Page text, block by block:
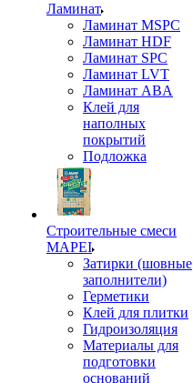
Ламинат
Ламинат MSPC
Ламинат HDF
Ламинат SPC
Ламинат LVT
Ламинат ABA
Клей для
наполных
покрытий
Подложка
Строительные смеси
MAPEI
Затирки (шовные
заполнители)
Герметики
Клей для плитки
Гидроизоляция
Материалы для
подготовки
оснований